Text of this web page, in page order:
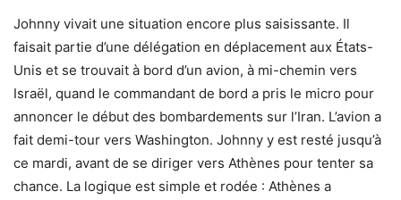
Johnny vivait une situation encore plus saisissante. Il
faisait partie d’une délégation en déplacement aux États-
Unis et se trouvait à bord d’un avion, à mi-chemin vers
Israël, quand le commandant de bord a pris le micro pour
annoncer le début des bombardements sur l’Iran. L’avion a
fait demi-tour vers Washington. Johnny y est resté jusqu’à
ce mardi, avant de se diriger vers Athènes pour tenter sa
chance. La logique est simple et rodée : Athènes a